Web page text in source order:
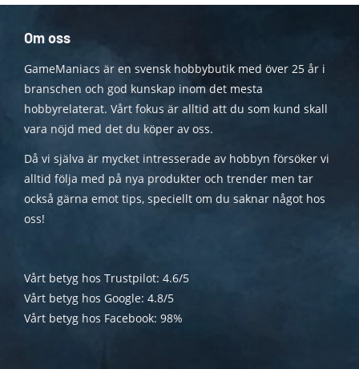
Om oss
GameManiacs är en svensk hobbybutik med över 25 år i
branschen och god kunskap inom det mesta
hobbyrelaterat. Vårt fokus är alltid att du som kund skall
vara nöjd med det du köper av oss.
Då vi själva är mycket intresserade av hobbyn försöker vi
alltid följa med på nya produkter och trender men tar
också gärna emot tips, speciellt om du saknar något hos
oss!
Vårt betyg hos Trustpilot: 4.6/5
Vårt betyg hos Google: 4.8/5
Vårt betyg hos Facebook: 98%